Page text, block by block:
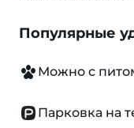
Популярные
Можно с
Парковка на